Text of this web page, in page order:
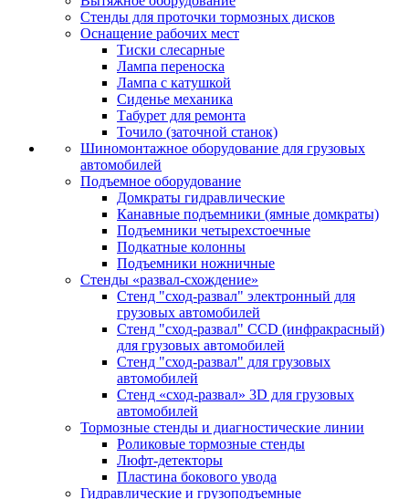
Стенды для проточки тормозных дисков
Оснащение рабочих мест
Тиски слесарные
Лампа переноска
Лампа с катушкой
Сиденье механика
Табурет для ремонта
Точило (заточной станок)
Шиномонтажное оборудование для грузовых
автомобилей
Подъемное оборудование
Домкраты гидравлические
Канавные подъемники (ямные домкраты)
Подъемники четырехстоечные
Подкатные колонны
Подъемники ножничные
Стенды «развал-схождение»
Стенд "сход-развал" электронный для
грузовых автомобилей
Стенд "сход-развал" CCD (инфракрасный)
для грузовых автомобилей
Стенд "сход-развал" для грузовых
автомобилей
Стенд «сход-развал» 3D для грузовых
автомобилей
Тормозные стенды и диагностические линии
Роликовые тормозные стенды
Люфт-детекторы
Пластина бокового увода
Гидравлические и грузоподъемные